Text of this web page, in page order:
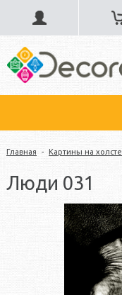
Главная - Картины на холсте
Люди 031